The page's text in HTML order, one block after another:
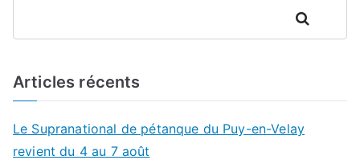
Rechercher
Articles récents
Le Supranational de pétanque du Puy-en-Velay
revient du 4 au 7 août